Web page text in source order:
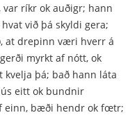
ríkr ok auðigr; hann
við þá skyldi gera;
at drepinn væri hverr á
myrkt af nótt, ok
þá; bað hann láta
eitt ok bundnir
einn, bæði hendr ok fœtr;